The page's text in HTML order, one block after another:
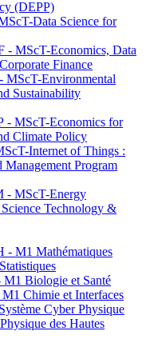
(DEPP)
Data Science for
- MScT-Economics, Data
Finance
MScT-Environmental
Sustainability
- MScT-Economics for
Climate Policy
Internet of Things :
Management Program
- MScT-Energy
Technology &
- M1 Mathématiques
Biologie et Santé
Chimie et Interfaces
Cyber Physique
des Hautes